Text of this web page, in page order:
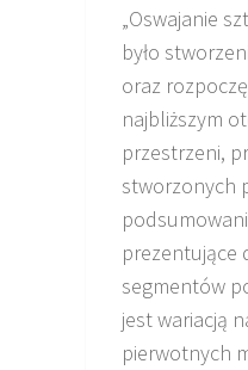
„Oswajanie
było
oraz
najbliższym
przestrzeni,
stworzonych
prezentujące
segmentów
jest wariacją
pierwotnych